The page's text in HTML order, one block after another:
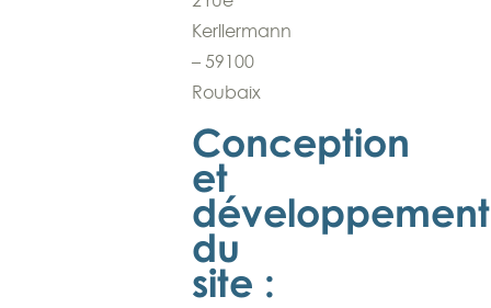
Kerllermann
– 59100
Roubaix
Conception
et
développement
du
site :